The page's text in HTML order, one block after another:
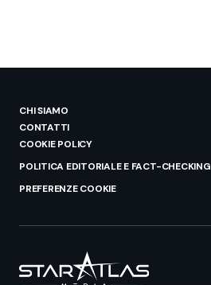
CHI SIAMO
CONTATTI
COOKIE POLICY
POLITICA EDITORIALE E FACT-CHECKING
PREFERENZE COOKIE